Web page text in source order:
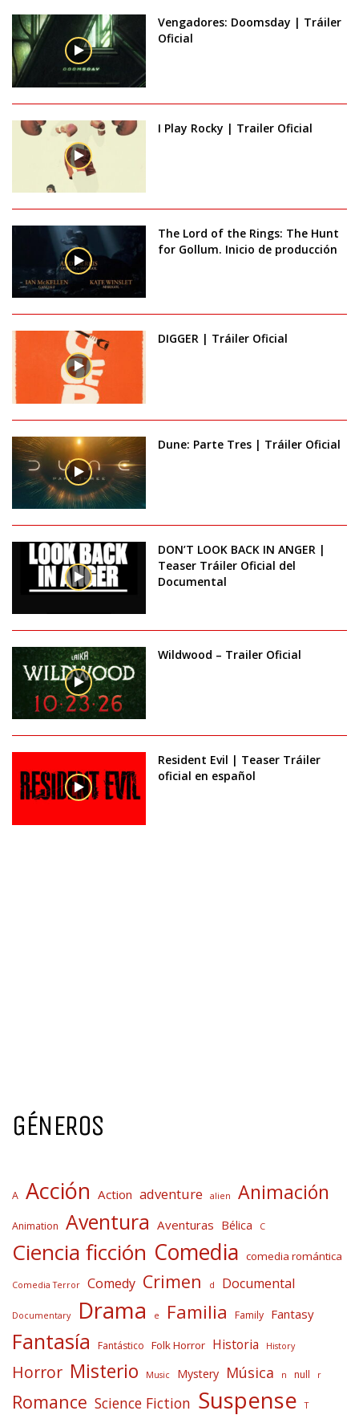
Vengadores: Doomsday | Tráiler
Oficial
I Play Rocky | Trailer Oficial
The Lord of the Rings: The Hunt
for Gollum. Inicio de producción
DIGGER | Tráiler Oficial
Dune: Parte Tres | Tráiler Oficial
DON’T LOOK BACK IN ANGER |
Teaser Tráiler Oficial del
Documental
Wildwood – Trailer Oficial
Resident Evil | Teaser Tráiler
oficial en español
GÉNEROS
A Acción Action adventure alien Animación
Animation Aventura Aventuras Bélica C
Ciencia ficción Comedia comedia romántica
Comedia Terror Comedy Crimen d Documental
Documentary Drama e Familia Family Fantasy
Fantasía Fantástico Folk Horror Historia History
Horror Misterio Music Mystery Música n null r
Romance Science Fiction Suspense T